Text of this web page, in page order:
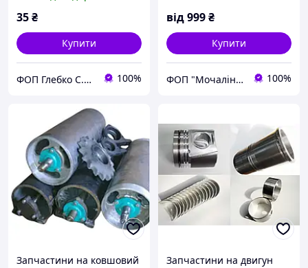
35₴
Купити
ФОП Глебко С.Ю. 100%
від999₴
Купити
ФОП "Мочалін Р.Ю." 100%
Запчастини на ковшовий
Запчастини на двигун